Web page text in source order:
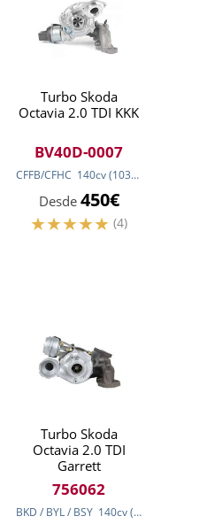
(140kw) 190
Turbo Skoda
Octavia 2.0 TDI KKK
BV40D-0007
CFFB/CFHC 140cv(103kw
Desde 450€
(4)
kw)
Turbo Skoda
Octavia 2.0 TDI
Garrett
756062
BKD / BYL / BSY 140cv(103